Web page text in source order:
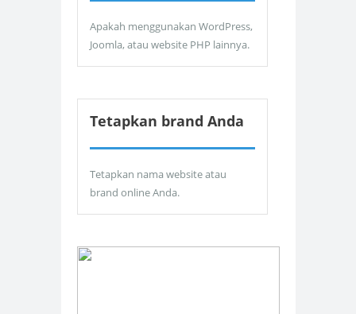
Apakah menggunakan WordPress,
Joomla, atau website PHP lainnya.
Tetapkan brand Anda
Tetapkan nama website atau
brand online Anda.